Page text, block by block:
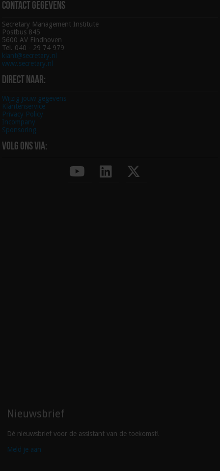
Contact gegevens
Secretary Management Institute
Postbus 845
5600 AV Eindhoven
Tel. 040 - 29 74 979
klant@secretary.nl
www.secretary.nl
Direct naar:
Wijzig jouw gegevens
Klantenservice
Privacy Policy
Incompany
Sponsoring
Volg ons via:
Nieuwsbrief
Dé nieuwsbrief voor de assistant van de toekomst!
Meld je aan